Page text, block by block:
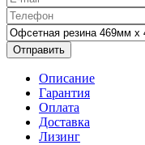
Отправить
Описание
Гарантия
Оплата
Доставка
Лизинг